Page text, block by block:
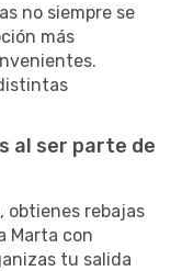
no siempre se
más
al ser parte de
, obtienes rebajas
Marta con
tu salida